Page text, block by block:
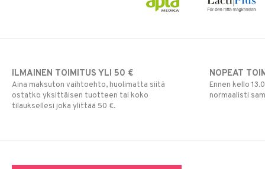
ILMAINEN TOIMITUS YLI 50 €
Aina maksuton vaihtoehto, huolimatta siitä
ostatko yksittäisen tuotteen tai koko
tilauksellesi joka ylittää 50 €.
NOPEAT
Ennen kello
normaalisti